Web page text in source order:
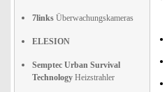
7links Überwachungskameras
ELESION
Semptec Urban Survival
Technology Heizstrahler